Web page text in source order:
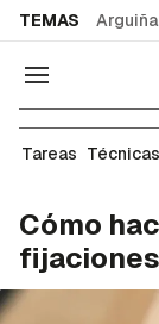
TEMAS
Navegación
Carpintería
Tareas Técnicas
Cómo